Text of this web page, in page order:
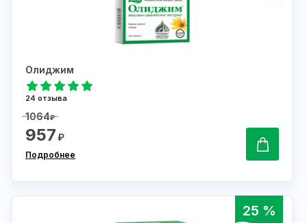
Олиджим
24 отзыва
1064₽
957₽
Подробнее
25 %